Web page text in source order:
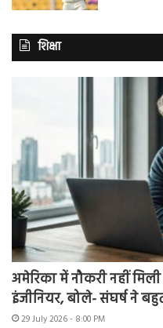
शिक्षा
अमेरिका में नौकरी नहीं
इंजीनियर, बोले- संघर्ष ने
29 July 2026 - 8:00 PM